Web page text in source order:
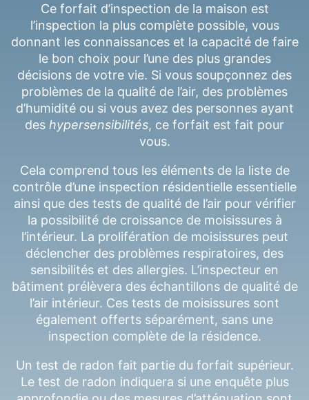
Ce forfait d’inspection de la maison est
l’inspection la plus complète possible, vous
donnant les connaissances et la capacité de faire
le bon choix pour l’une des plus grandes
décisions de votre vie. Si vous soupçonnez des
problèmes de la qualité de l’air, des problèmes
d’humidité ou si vous avez des personnes ayant
des hypersensibilités, ce forfait est fait pour
vous.
Cela comprend tous les éléments de la liste de
contrôle d’une inspection résidentielle essentielle
ainsi que des tests de qualité de l’air pour vérifier
la possibilité de croissance de moisissures à
l’intérieur. La prolifération de moisissures peut
déclencher des problèmes respiratoires, des
sensibilités et des allergies. L’inspecteur en
bâtiment prélèvera des échantillons de qualité de
l’air intérieur. Ces tests de moisissures sont
également offerts séparément, sans une
inspection complète de la résidence.
Un test de radon fait partie du forfait supérieur.
Le test de radon indiquera si une enquête plus